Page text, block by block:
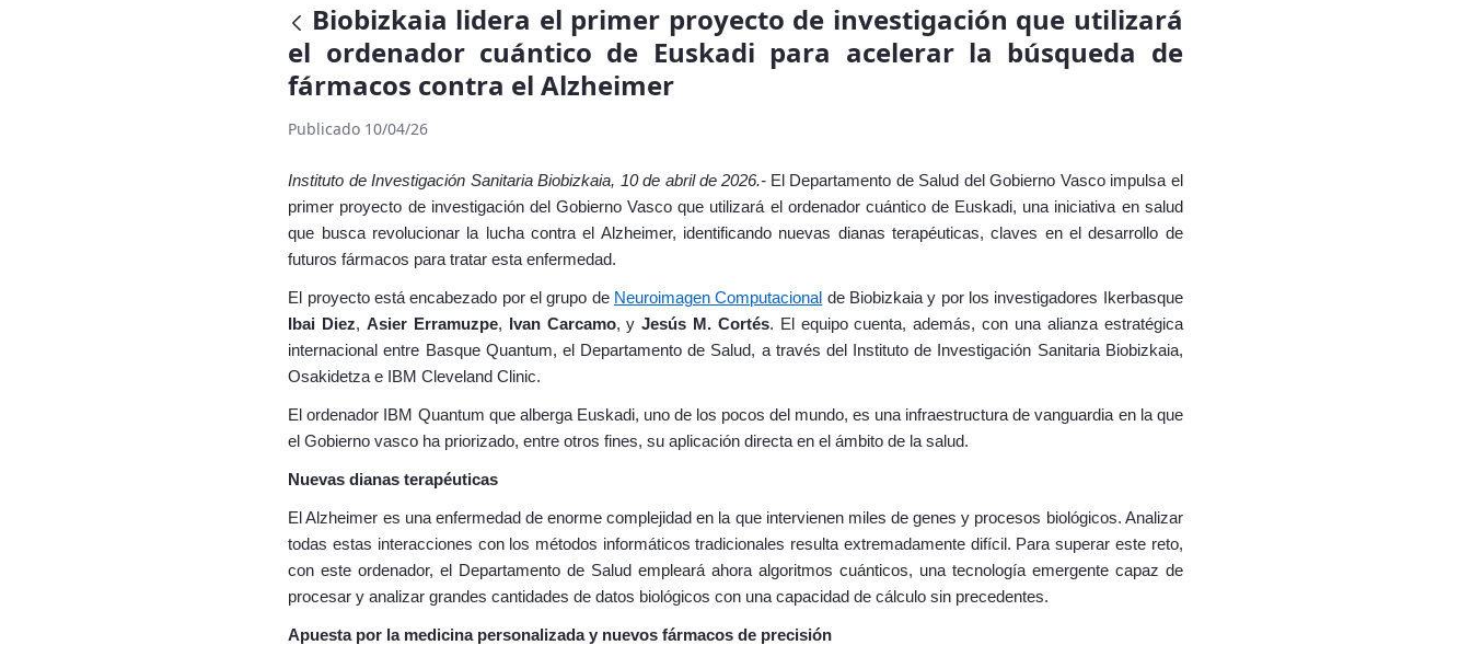
Biobizkaia lidera el primer proyecto de investigación que utilizará
el ordenador cuántico de Euskadi para acelerar la búsqueda de
fármacos contra el Alzheimer
Publicado 10/04/26
Instituto de Investigación Sanitaria Biobizkaia, 10 de abril de 2026.- El Departamento de Salud del Gobierno Vasco impulsa el
primer proyecto de investigación del Gobierno Vasco que utilizará el ordenador cuántico de Euskadi, una iniciativa en salud
que busca revolucionar la lucha contra el Alzheimer, identificando nuevas dianas terapéuticas, claves en el desarrollo de
futuros fármacos para tratar esta enfermedad.
El proyecto está encabezado por el grupo de Neuroimagen Computacional de Biobizkaia y por los investigadores Ikerbasque
Ibai Diez,Asier Erramuzpe, Ivan Carcamo, yJesús M. Cortés. El equipo cuenta, además, con una alianza estratégica
internacional entre Basque Quantum, el Departamento de Salud, a través del Instituto de Investigación Sanitaria Biobizkaia,
Osakidetza e IBM Cleveland Clinic.
El ordenador IBM Quantum que alberga Euskadi, uno de los pocos del mundo, es una infraestructura de vanguardia en la que
el Gobierno vasco ha priorizado, entre otros fines, su aplicación directa en el ámbito de la salud.
Nuevas dianas terapéuticas
El Alzheimer es una enfermedad de enorme complejidad en la que intervienen miles de genes y procesos biológicos. Analizar
todas estas interacciones con los métodos informáticos tradicionales resulta extremadamente difícil. Para superar este reto,
con este ordenador, el Departamento de Salud empleará ahora algoritmos cuánticos, una tecnología emergente capaz de
procesar y analizar grandes cantidades de datos biológicos con una capacidad de cálculo sin precedentes.
Apuesta por la medicina personalizada y nuevos fármacos de precisión